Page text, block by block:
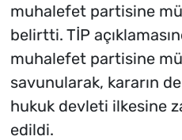
muhalefet partisine
belirtti. TİP
muhalefet partisine
savunularak, kararın
hukuk devleti ilkesine
edildi.